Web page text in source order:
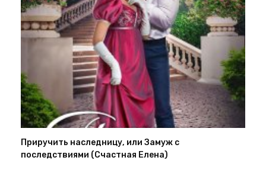
Приручить наследницу, или Замуж с
последствиями (Счастная Елена)